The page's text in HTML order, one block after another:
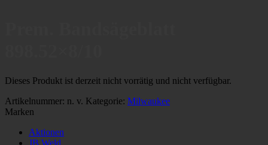
Dieses Produkt ist derzeit nicht vorrätig und nicht verfügbar.
Artikelnummer: n. v. Kategorie: Milwaukee
Marken
Aktionen
JB Weld